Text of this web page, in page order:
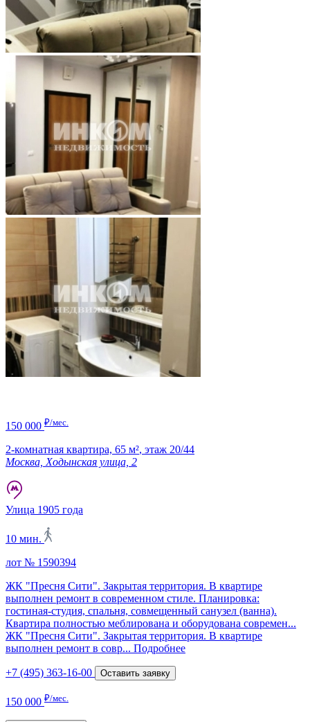
150 000 ₽/мес.
2-комнатная квартира, 65 м², этаж 20/44
Москва, Ходынская улица, 2
Улица 1905 года
10 мин.
лот № 1590394
ЖК "Пресня Сити". Закрытая территория. В квартире
выполнен ремонт в современном стиле. Планировка:
гостиная-студия, спальня, совмещенный санузел (ванна).
Квартира полностью меблирована и оборудована современ...
ЖК "Пресня Сити". Закрытая территория. В квартире
выполнен ремонт в совр... Подробнее
+7 (495) 363-16-00 Оставить заявку
150 000 ₽/мес.